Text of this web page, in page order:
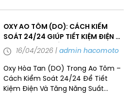
FX100, Motor giảm tốc ABM, Quạt
thổi khí HAVAT, Máy thổi khí HAWARA
và Máy bơm HAWARA […]
OXY AO TÔM (DO): CÁCH KIỂM
SOÁT 24/24 GIÚP TIẾT KIỆM ĐIỆN &
TĂNG NĂNG SUẤT
16/04/2026 admin hacomoto
Oxy Hòa Tan (DO) Trong Ao Tôm –
Cách Kiểm Soát 24/24 Để Tiết
Kiệm Điện Và Tăng Năng Suất